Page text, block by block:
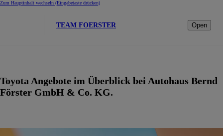
Zum Hauptinhalt wechseln (Eingabetaste drücken)
TEAM FOERSTER Open
Toyota Angebote im Überblick bei Autohaus Bernd
Förster GmbH & Co. KG.